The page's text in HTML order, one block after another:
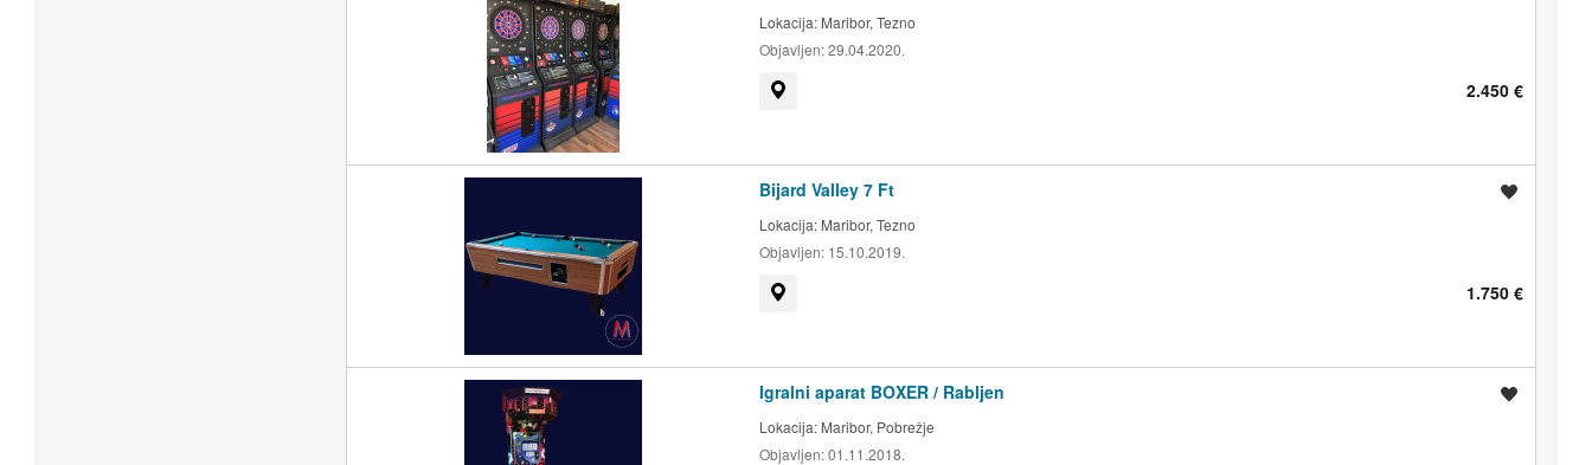
Lokacija: Maribor, Tezno
Objavljen:29.04.2020.
2.450 €
Bijard Valley 7 Ft
Lokacija: Maribor, Tezno
Objavljen: 15.10.2019.
1.750 €
Igralni aparat BOXER / Rabljen
Lokacija: Maribor, Pobrežje
Objavljen:01.11.2018.